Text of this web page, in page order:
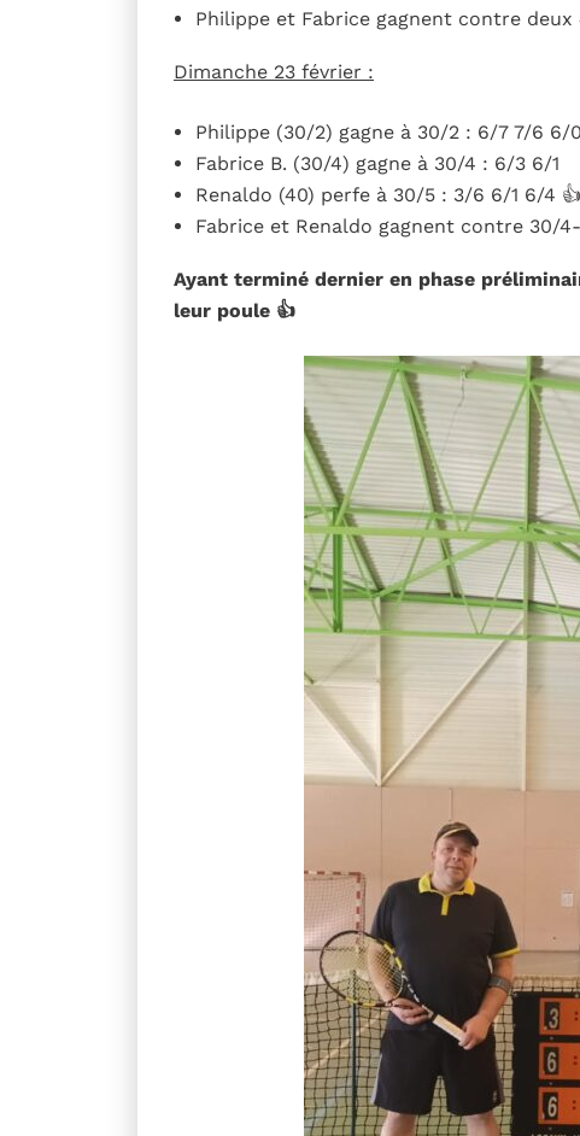
Philippe et Fabrice gagnent contre deux
Dimanche 23 février :
Philippe (30/2) gagne à 30/2 : 6/7 7/6 6/0
Fabrice B. (30/4) gagne à 30/4 : 6/3 6/1
Renaldo (40) perfe à 30/5 : 3/6 6/1 6/4
Fabrice et Renaldo gagnent contre 30/
Ayant terminé dernier en phase
leur poule 👍